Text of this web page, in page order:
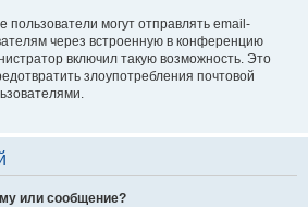
пользователи могут отправлять email-
через встроенную в конференцию
включил такую возможность. Это
злоупотребления почтовой
или сообщение?